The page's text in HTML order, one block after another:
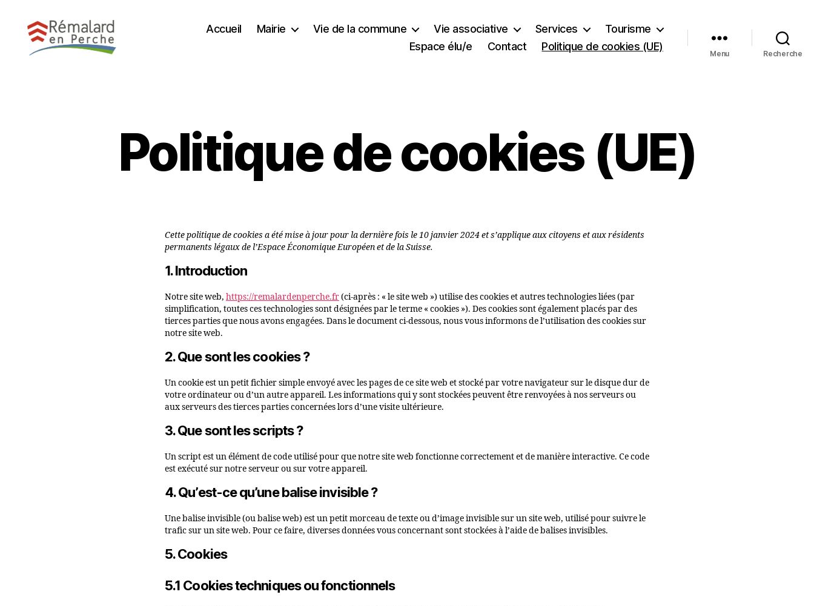
Accueil Mairie Vie de la commune Vie associative Services
Tourisme
Espace élu/e
Contact Politique de cookies (UE)
Menu Recherche
Politique de cookies (UE)
Cette politique de cookies a été mise à jour pour la dernière fois le 10 janvier 2024 et s’applique aux citoyens et aux résidents
permanents légaux de l’Espace Économique Européen et de la Suisse.
1. Introduction
Notre site web, https://remalardenperche.fr(ci-après : « le site web ») utilise des cookies et autres technologies liées (par
simplification, toutes ces technologies sont désignées par le terme « cookies »). Des cookies sont également placés par des
tierces parties que nous avons engagées. Dans le document ci-dessous, nous vous informons de l’utilisation des cookies sur
notre site web.
2. Que sont les cookies ?
Un cookie est un petit fichier simple envoyé avec les pages de ce site web et stocké par votre navigateur sur le disque dur de
votre ordinateur ou d’un autre appareil. Les informations qui y sont stockées peuvent être renvoyées à nos serveurs ou
aux serveurs des tierces parties concernées lors d’une visite ultérieure.
3. Que sont les scripts ?
Un script est un élément de code utilisé pour que notre site web fonctionne correctement et de manière interactive. Ce code
est exécuté sur notre serveur ou sur votre appareil.
4. Qu’est-ce qu’une balise invisible ?
Une balise invisible (ou balise web) est un petit morceau de texte ou d’image invisible sur un site web, utilisé pour suivre le
trafic sur un site web. Pour ce faire, diverses données vous concernant sont stockées à l’aide de balises invisibles.
5. Cookies
5.1 Cookies techniques ou fonctionnels